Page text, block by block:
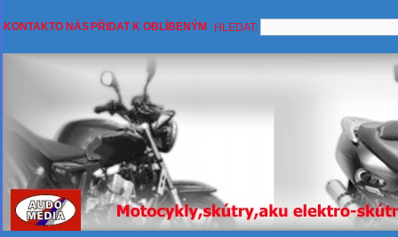
KONTAKTO NÁS PŘIDAT K OBLÍBENÝM HLEDAT: